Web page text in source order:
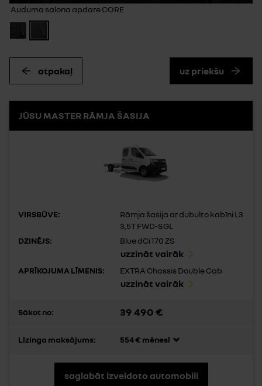
Auduma salona apdare CORE
atpakaļ uz priekšu
JŪSU MASTER RĀMJA ŠASIJA
VIRSBŪVE:
Rāmja šasija ar dubulto kabīni L3
3,5T FWD-SGL
DZINĒJS:
Blue dCi 170 ZS
uzzināt vairāk
APRĪKOJUMA LĪMENIS: EXTRA Chassis Double Cab
uzzināt vairāk
Sākot no: 39 490 €
Līzinga maksājums: 554 € mēnesī
saglabāt izveidoto automobili